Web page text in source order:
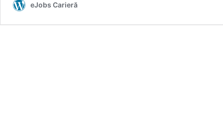
eJobs Carieră